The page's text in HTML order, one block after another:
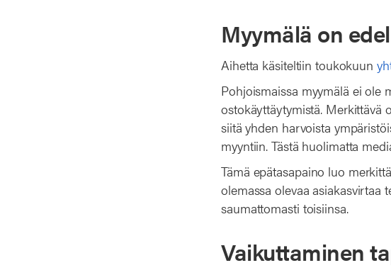
Myymälä on
Aihetta käsiteltiin toukokuun
Pohjoismaissa myymälä ei ole
ostokäyttäytymistä. Merkittävä
siitä yhden harvoista
myyntiin. Tästä huolimatta
Tämä epätasapaino luo
olemassa olevaa
saumattomasti toisiinsa.
Vaikuttaminen